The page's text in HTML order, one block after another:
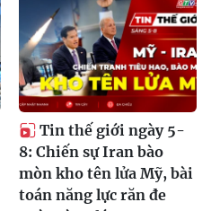
Tin thế giới ngày 5-
8: Chiến sự Iran bào
mòn kho tên lửa Mỹ, bài
toán năng lực răn đe